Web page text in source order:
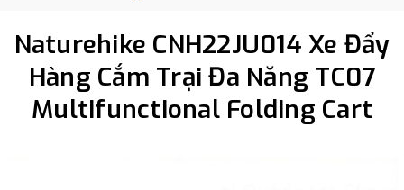
Naturehike CNH22JU014 Xe Đẩy
Hàng Cắm Trại Đa Năng TC07
Multifunctional Folding Cart